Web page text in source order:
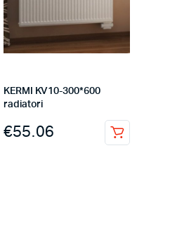
KERMI KV10-300*600
radiatori
€55.06